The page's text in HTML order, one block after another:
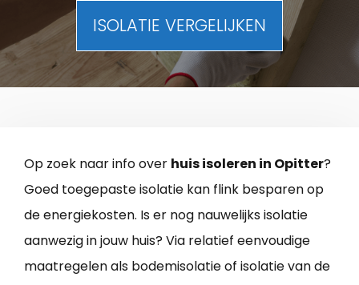
ISOLATIE VERGELIJKEN
Op zoek naar info over huis isoleren in Opitter?
Goed toegepaste isolatie kan flink besparen op
de energiekosten. Is er nog nauwelijks isolatie
aanwezig in jouw huis? Via relatief eenvoudige
maatregelen als bodemisolatie of isolatie van de